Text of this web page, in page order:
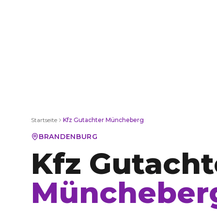
Startseite Kfz Gutachter Müncheberg
BRANDENBURG
Kfz